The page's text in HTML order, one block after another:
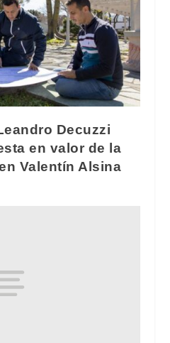
Decuzzi
en valor de la
Valentín Alsina